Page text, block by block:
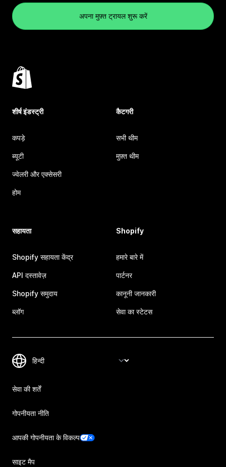
अपना मुफ़्त ट्रायल शुरू करें
शीर्ष इंडस्ट्री
कपड़े
ब्यूटी
ज्वेलरी और एक्सेसरी
होम
कैटगरी
सभी थीम
मुफ़्त थीम
सहायता
Shopify सहायता केंद्र
API दस्तावेज़
Shopify समुदाय
ब्लॉग
Shopify
हमारे बारे में
पार्टनर
कानूनी जानकारी
सेवा का स्टेटस
सेवा की शर्तें
गोपनीयता नीति
आपकी गोपनीयता के विकल्प
साइट मैप